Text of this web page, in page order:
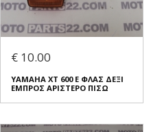
€ 10.00
YAMAHA XT 600 E ΦΛΑΣ ΔΕΞΙ
ΕΜΠΡΟΣ ΑΡΙΣΤΕΡΟ ΠΙΣΩ